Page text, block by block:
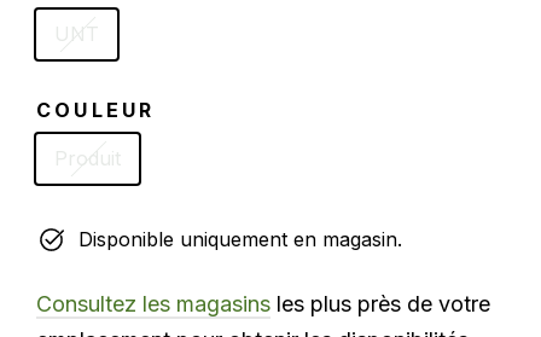
UNT
COULEUR
Produit
Disponible uniquement en magasin.
Consultez les magasins les plus près de votre